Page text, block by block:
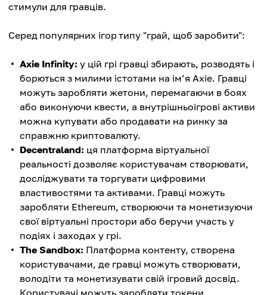
стимули для гравців.
Серед популярних ігор типу "грай, щоб заробити":
Axie Infinity: у цій грі гравці збирають, розводять і
борються з милими істотами на ім’я Axie. Гравці
можуть заробляти жетони, перемагаючи в боях
або виконуючи квести, а внутрішньоігрові активи
можна купувати або продавати на ринку за
справжню криптовалюту.
Decentraland: ця платформа віртуальної
реальності дозволяє користувачам створювати,
досліджувати та торгувати цифровими
властивостями та активами. Гравці можуть
заробляти Ethereum, створюючи та монетизуючи
свої віртуальні простори або беручи участь у
подіях і заходах у грі.
The Sandbox: Платформа контенту, створена
користувачами, де гравці можуть створювати,
володіти та монетизувати свій ігровий досвід.
Користувачі можуть заробляти токени,